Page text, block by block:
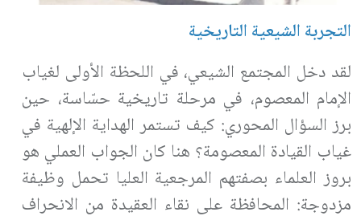
التجربة الشيعية التاريخية
لقد دخل المجتمع الشيعي، في اللحظة الأولى لغياب
الإمام المعصوم، في مرحلة تاريخية حسّاسة، حين
برز السؤال المحوري: كيف تستمر الهداية الإلهية في
غياب القيادة المعصومة؟ هنا كان الجواب العملي هو
بروز العلماء بصفتهم المرجعية العليا تحمل وظيفة
مزدوجة: المحافظة على نقاء العقيدة من الانحراف